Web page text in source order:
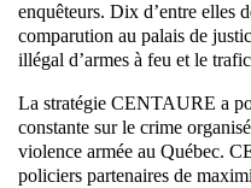
enquêteurs. Dix d’entre elles
comparution au palais de
illégal d’armes à feu et le
La stratégie CENTAURE a
constante sur le crime
violence armée au Québec.
policiers partenaires de